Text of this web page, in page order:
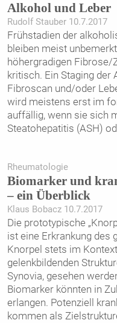
Alkohol und Leber
Rudolf Stauber 10.7.2017
Frühstadien der
bleiben meist
höhergradigen Fibrose/
kritisch. Ein Staging der
Fibroscan und/oder
wird meistens erst im
auffällig, wenn sie sich
Steatohepatitis (ASH)
Rheumatologie
Biomarker und
– ein Überblick
Klaus Bobacz 10.7.2017
Die prototypische
ist eine Erkrankung des
Knorpel stets im
gelenkbildenden
Synovia, gesehen
Biomarker könnten in
erlangen. Potenziell
kommen als